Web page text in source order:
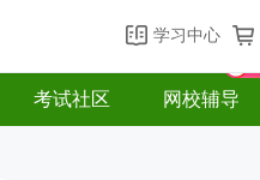
购课车
学习中心
考试社区 网校辅导